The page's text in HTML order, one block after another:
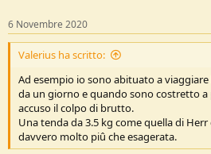
6 Novembre 2020
Valerius ha scritto:
Ad esempio io sono abituato a
da un giorno e quando sono costretto
accuso il colpo di brutto.
Una tenda da 3.5 kg come quella di
davvero molto piû che esagerata.